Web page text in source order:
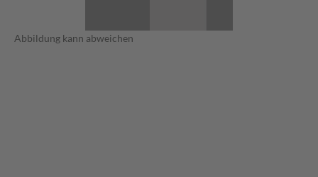
Abbildung kann abweichen